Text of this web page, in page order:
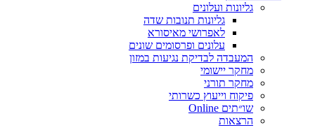
גליונות ועלונים
גליונות תנובות שדה
לאפרושי מאיסורא
עלונים ופרסומים שונים
המעבדה לבדיקת נגיעות במזון
מחקר יישומי
מחקר תורני
פיקוח וייעוץ כשרותי
שו״תים Online
הרצאות